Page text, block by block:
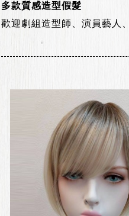
多款質感造型假髮
歡迎劇組造型師、演員藝人